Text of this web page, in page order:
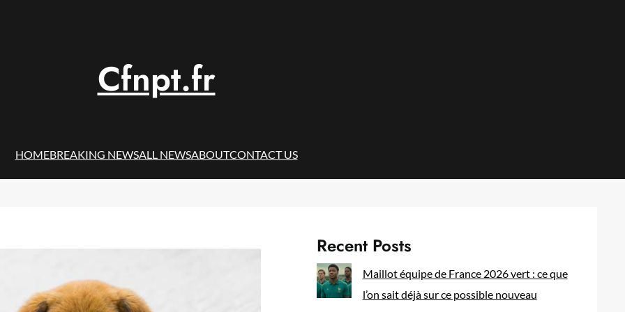
Cfnpt.fr
HOMEBREAKING NEWSALL NEWSABOUTCONTACT US
Recent Posts
Maillot équipe de France 2026 vert : ce que
l’on sait déjà sur ce possible nouveau